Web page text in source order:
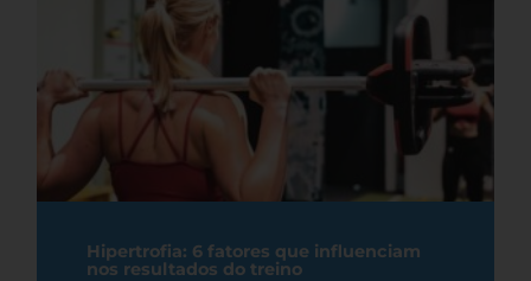
Hipertrofia: 6 fatores que influenciam
nos resultados do treino